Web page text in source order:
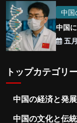
中国
中国
五
トップカテゴリ
中国の経済と発展
中国の文化と伝統